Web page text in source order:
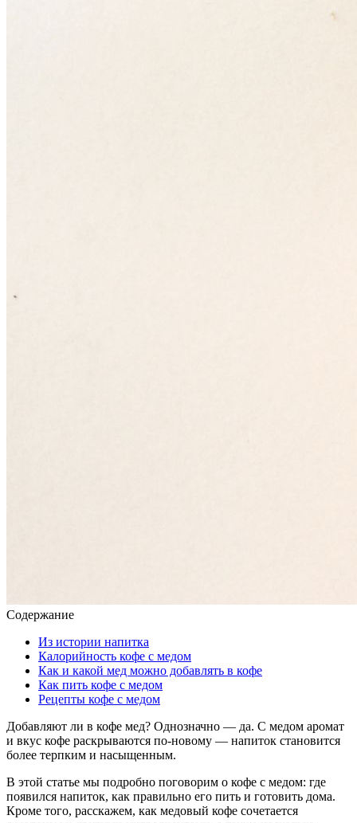
Содержание
Из истории напитка
Калорийность кофе с медом
Как и какой мед можно добавлять в кофе
Как пить кофе с медом
Рецепты кофе с медом
Добавляют ли в кофе мед? Однозначно — да. С медом аромат
и вкус кофе раскрываются по-новому — напиток становится
более терпким и насыщенным.
В этой статье мы подробно поговорим о кофе с медом: где
появился напиток, как правильно его пить и готовить дома.
Кроме того, расскажем, как медовый кофе сочетается